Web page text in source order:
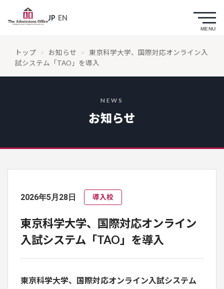
JP/EN
トップ > お知らせ >
東京科学大学、国際対応オンライン入
試システム「TAO」を導入
NEWS
お知らせ
2026年5月28日 導入校
東京科学大学、国際対応オンライン
入試システム「TAO」を導入
東京科学大学、国際対応オンライン入試システム